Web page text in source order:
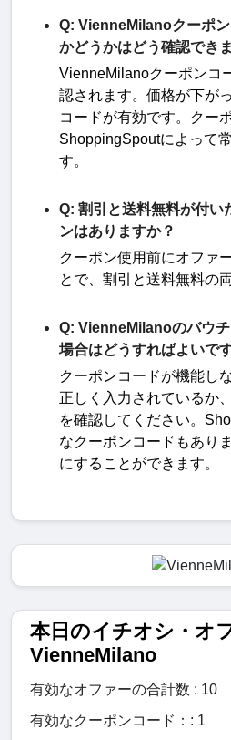
Q: VienneMilanoクーポ
かどうかはどう確認でき
VienneMilanoクーポンコ
認されます。価格が下が
コードが有効です。クー
ShoppingSpoutによって
す。
Q: 割引と送料無料が付
ンはありますか？
クーポン使用前にオファ
とで、割引と送料無料の
Q: VienneMilanoのバウ
場合はどうすればよいで
クーポンコードが機能し
正しく入力されているか
を確認してください。
なクーポンコードもあり
にすることができます。
本日のイチオシ・オ
VienneMilano
有効なオファーの合計数 : 10
有効なクーポンコード：: 1